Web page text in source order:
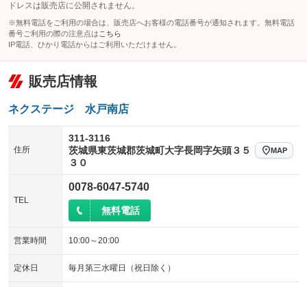
ドレスは販売店に公開されません。
※無料電話をご利用の場合は、販売店へお客様の電話番号が通知されます。無料電話
番号ご利用の際の注意点は こちら
IP電話、ひかり電話からはご利用いただけません。
販売店情報
ネクステージ 水戸南店
住所
311-3116
茨城県東茨城郡茨城町大字長岡字矢頭３５
３０
MAP
TEL
0078-6047-5740
無料電話
営業時間 10:00～20:00
定休日 毎月第三水曜日（祝日除く）